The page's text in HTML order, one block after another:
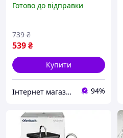
ложкою набір із трьох
кухні
Готово до відправки
539₴
739 ₴
Купити
Інтернет магазин Slando 94%